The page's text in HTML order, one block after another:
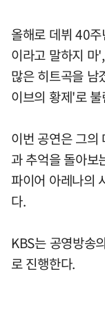
올해로 데뷔 40
이라고 말하지
많은 히트곡을
이브의 황제'로 불
이번 공연은 그의
과 추억을 돌아보
파이어 아레나의
다.
KBS는 공영방송
로 진행한다.